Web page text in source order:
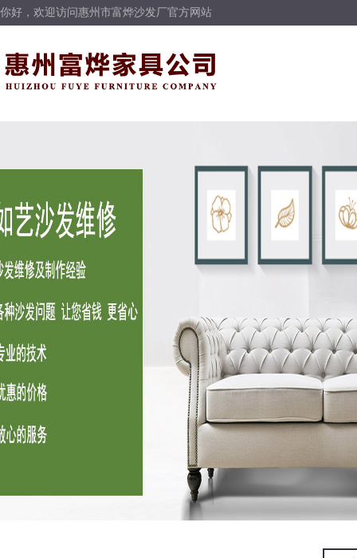
你好，欢迎访问惠州市富烨沙发厂官方网站